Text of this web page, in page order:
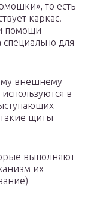
то есть
каркас.
помощи
для
внешнему
в
щиты
выполняют
их